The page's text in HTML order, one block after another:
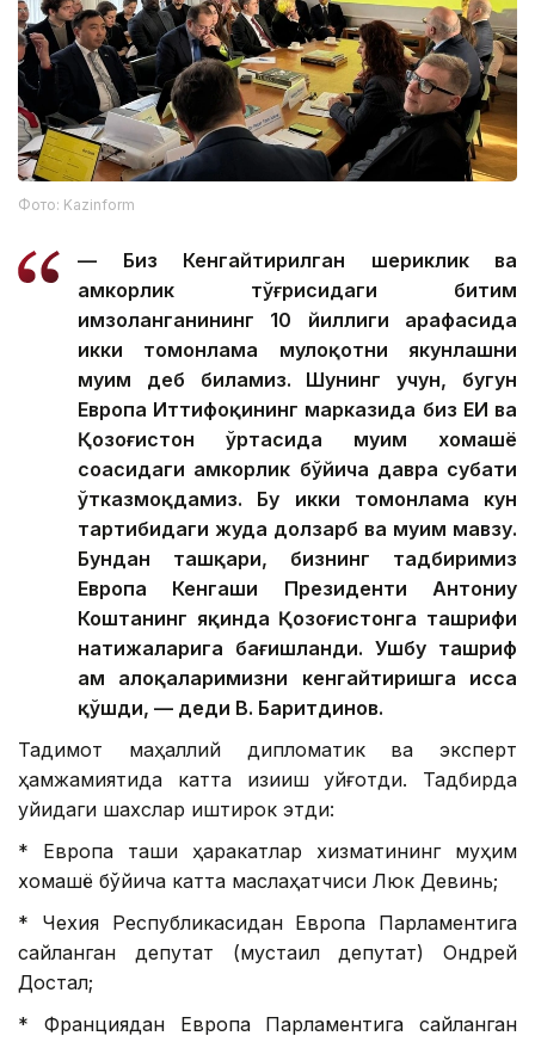
Фото: Kazinform
— Биз Кенгайтирилган шериклик ва
ҳамкорлик тўғрисидаги битим
имзоланганининг 10 йиллиги арафасида
икки томонлама мулоқотни якунлашни
муҳим деб биламиз. Шунинг учун, бугун
Европа Иттифоқининг марказида биз ЕИ ва
Қозоғистон ўртасида муҳим хомашё
соҳасидаги ҳамкорлик бўйича давра суҳбати
ўтказмоқдамиз. Бу икки томонлама кун
тартибидаги жуда долзарб ва муҳим мавзу.
Бундан ташқари, бизнинг тадбиримиз
Европа Кенгаши Президенти Антониу
Коштанинг яқинда Қозоғистонга ташрифи
натижаларига бағишланди. Ушбу ташриф
ҳам алоқаларимизни кенгайтиришга ҳисса
қўшди, — деди В. Баҳритдинов.
Тақдимот маҳаллий дипломатик ва эксперт
ҳамжамиятида катта қизиқиш уйғотди. Тадбирда
қуйидаги шахслар иштирок этди:
* Европа ташқи ҳаракатлар хизматининг муҳим
хомашё бўйича катта маслаҳатчиси Люк Девинь;
* Чехия Республикасидан Европа Парламентига
сайланган депутат (мустақил депутат) Ондрей
Достал;
* Франциядан Европа Парламентига сайланган